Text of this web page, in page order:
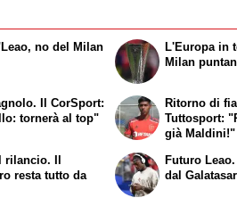
no del Milan
Il CorSport:
tornerà al top"
L'Europa in
Milan
Ritorno di
Tuttosport:
già Maldini!"
rilancio. Il
resta tutto da
Futuro
dal